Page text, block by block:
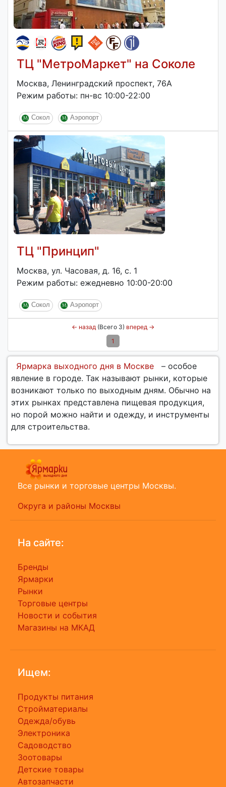
ТЦ "МетроМаркет" на Соколе
Москва, Ленинградский проспект, 76А
Режим работы: пн-вс 10:00-22:00
Сокол Аэропорт
ТЦ "Принцип"
Москва, ул. Часовая, д. 16, с. 1
Режим работы: ежедневно 10:00-20:00
Сокол Аэропорт
← назад (Всего 3) вперед →
1
Ярмарка выходного дня в Москве
– особое
явление в городе. Так называют рынки, которые
возникают только по выходным дням. Обычно на
этих рынках представлена пищевая продукция,
но порой можно найти и одежду, и инструменты
для строительства.
Все рынки и торговые центры Москвы.
Округа и районы Москвы
На сайте:
Бренды
Ярмарки
Рынки
Торговые центры
Новости и события
Магазины на МКАД
Ищем:
Продукты питания
Стройматериалы
Одежда/обувь
Электроника
Садоводство
Зоотовары
Детские товары
Автозапчасти